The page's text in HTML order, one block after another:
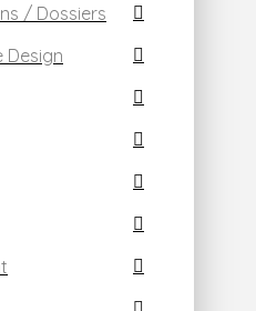
/ Dossiers
Design